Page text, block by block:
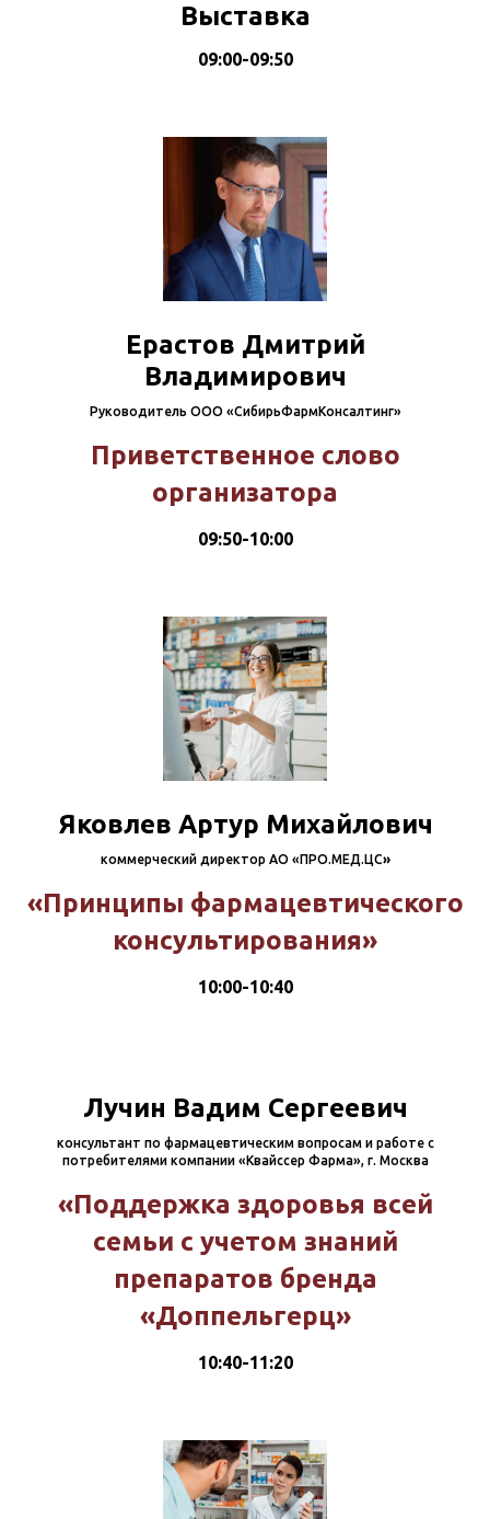
Выставка
09:00-09:50
Ерастов Дмитрий
Владимирович
Руководитель ООО «СибирьФармКонсалтинг»
Приветственное слово
организатора
09:50-10:00
Яковлев Артур Михайлович
коммерческий директор АО «ПРО.МЕД.ЦС»
«Принципы фармацевтического
консультирования»
10:00-10:40
Лучин Вадим Сергеевич
консультант по фармацевтическим вопросам и работе с
потребителями компании «Квайссер Фарма», г. Москва
«Поддержка здоровья всей
семьи с учетом знаний
препаратов бренда
«Доппельгерц»
10:40-11:20